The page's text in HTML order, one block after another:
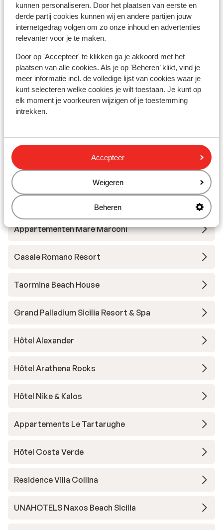
kunnen personaliseren. Door het plaatsen van eerste en
derde partij cookies kunnen wij en andere partijen jouw
internetgedrag volgen om zo onze inhoud en advertenties
relevanter voor je te maken.
Door op 'Accepteer' te klikken ga je akkoord met het
plaatsen van alle cookies. Als je op 'Beheren’ klikt, vind je
meer informatie incl. de volledige lijst van cookies waar je
kunt selecteren welke cookies je wilt toestaan. Je kunt op
elk moment je voorkeuren wijzigen of je toestemming
intrekken.
Accepteer
Weigeren
Beheren
Distance du centre-ville: environ 800 mètres
Distance de l'aéroport Catania environ 61
kilomètres
Distance jusqu'au distributeur d'argent environ
800 mètres
Distance aux magasins les plus proches environ
800 mètres
Distance à la supérette la plus proche environ 200
mètres
Autres hébergements - Sicile
Delta hotels by Marriott Giardini Naxos
Appartementen Mare Marconi
Casale Romano Resort
Taormina Beach House
Grand Palladium Sicilia Resort & Spa
Hôtel Alexander
Hôtel Arathena Rocks
Hôtel Nike & Kalos
Appartements Le Tartarughe
Hôtel Costa Verde
Residence Villa Collina
UNAHOTELS Naxos Beach Sicilia